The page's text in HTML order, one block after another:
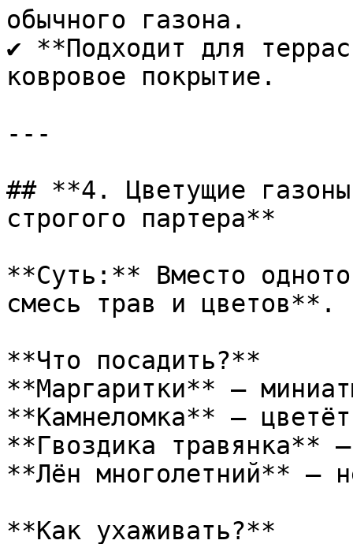
обычного газона.
✔ **Подходит для
ковровое покрытие.
---
## **4. Цветущие
строгого партера**
**Суть:** Вместо
смесь трав и цветов**.
**Что посадить?**
**Маргаритки** —
**Камнеломка** —
**Гвоздика
**Лён многолетний** —
**Как ухаживать?**